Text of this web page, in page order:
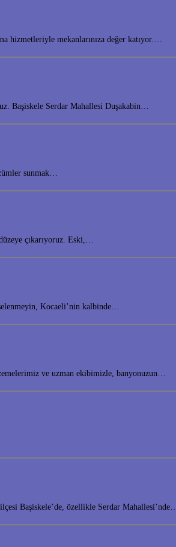
hizmetleriyle mekanlarınıza değer katıyor.…
Başiskele Serdar Mahallesi Duşakabin…
sunmak…
çıkarıyoruz. Eski,…
Kocaeli’nin kalbinde…
ve uzman ekibimizle, banyonuzun…
Başiskele’de, özellikle Serdar Mahallesi’nde…